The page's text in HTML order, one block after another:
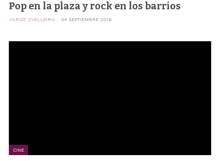
Pop en la plaza y rock en los barrios
JORGE OVELLEIRO 04 SEPTIEMBRE 2016
CINE